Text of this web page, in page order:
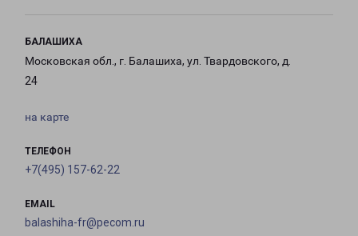
БАЛАШИХА
Московская обл., г. Балашиха, ул. Твардовского, д.
24
на карте
ТЕЛЕФОН
+7(495) 157-62-22
EMAIL
balashiha-fr@pecom.ru